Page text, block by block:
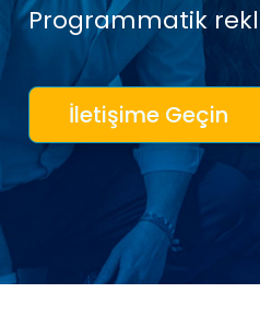
Programmatik
İletişime Geçin